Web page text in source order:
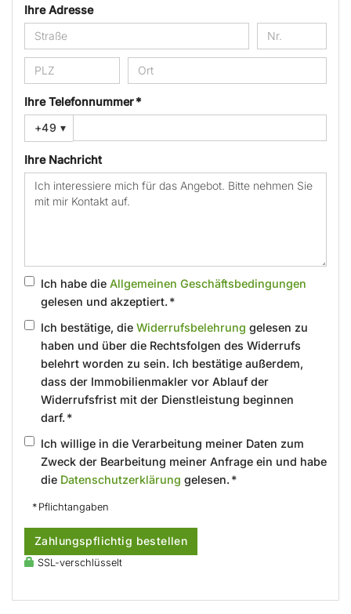
Ihre Adresse
Ihre Telefonnummer *
+49 ▾
Ihre Nachricht
Ich habe die Allgemeinen Geschäftsbedingungen
gelesen und akzeptiert. *
Ich bestätige, die Widerrufsbelehrung gelesen zu
haben und über die Rechtsfolgen des Widerrufs
belehrt worden zu sein. Ich bestätige außerdem,
dass der Immobilienmakler vor Ablauf der
Widerrufsfrist mit der Dienstleistung beginnen
darf. *
Ich willige in die Verarbeitung meiner Daten zum
Zweck der Bearbeitung meiner Anfrage ein und habe
die Datenschutzerklärung gelesen. *
* Pflichtangaben
Zahlungspflichtig bestellen
SSL-verschlüsselt